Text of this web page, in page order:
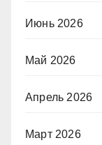
Июнь 2026
Май 2026
Апрель 2026
Март 2026